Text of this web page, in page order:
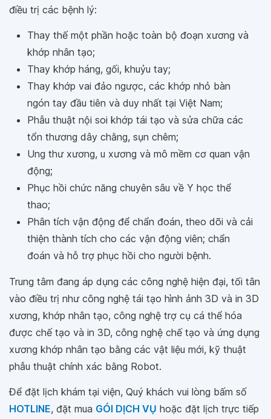
điều trị các bệnh lý:
Thay thế một phần hoặc toàn bộ đoạn xương và
khớp nhân tạo;
Thay khớp háng, gối, khuỷu tay;
Thay khớp vai đảo ngược, các khớp nhỏ bàn
ngón tay đầu tiên và duy nhất tại Việt Nam;
Phẫu thuật nội soi khớp tái tạo và sửa chữa các
tổn thương dây chằng, sụn chêm;
Ung thư xương, u xương và mô mềm cơ quan vận
động;
Phục hồi chức năng chuyên sâu về Y học thể
thao;
Phân tích vận động để chẩn đoán, theo dõi và cải
thiện thành tích cho các vận động viên; chẩn
đoán và hỗ trợ phục hồi cho người bệnh.
Trung tâm đang áp dụng các công nghệ hiện đại, tối tân
vào điều trị như công nghệ tái tạo hình ảnh 3D và in 3D
xương, khớp nhân tạo, công nghệ trợ cụ cá thể hóa
được chế tạo và in 3D, công nghệ chế tạo và ứng dụng
xương khớp nhân tạo bằng các vật liệu mới, kỹ thuật
phẫu thuật chính xác bằng Robot.
Để đặt lịch khám tại viện, Quý khách vui lòng bấm số
HOTLINE, đặt mua GÓI DỊCH VỤ hoặc đặt lịch trực tiếp